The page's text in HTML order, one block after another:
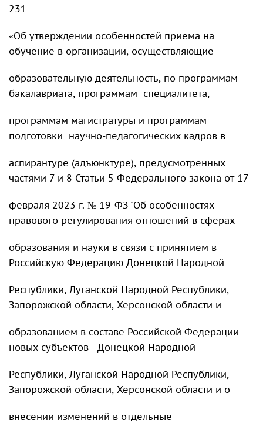
231
«Об утверждении особенностей приема на
обучение в организации, осуществляющие
образовательную деятельность, по программам
бакалавриата, программам специалитета,
программам магистратуры и программам
подготовки научно-педагогических кадров в
аспирантуре (адъюнктуре), предусмотренных
частями 7 и 8 Статьи 5 Федерального закона от 17
февраля 2023 г. № 19-ФЗ "Об особенностях
правового регулирования отношений в сферах
образования и науки в связи с принятием в
Российскую Федерацию Донецкой Народной
Республики, Луганской Народной Республики,
Запорожской области, Херсонской области и
образованием в составе Российской Федерации
новых субъектов - Донецкой Народной
Республики, Луганской Народной Республики,
Запорожской области, Херсонской области и о
внесении изменений в отдельные